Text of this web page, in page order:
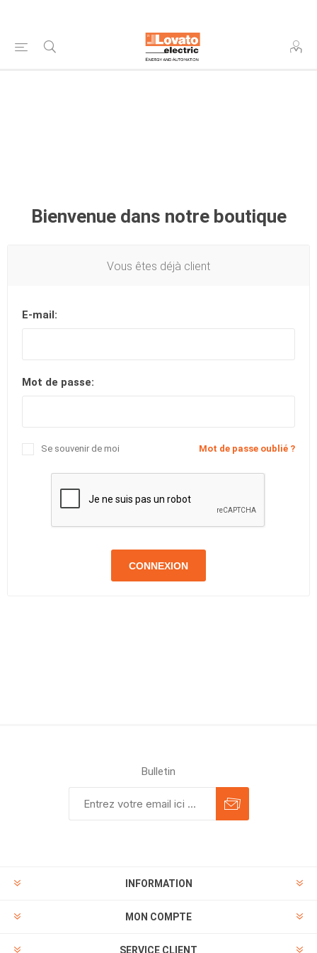
Bienvenue dans notre boutique
Vous êtes déjà client
E-mail:
Mot de passe:
Mot de passe oublié ?
Se souvenir de moi
CONNEXION
Bulletin
INFORMATION
MON COMPTE
SERVICE CLIENT